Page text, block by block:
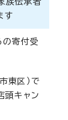
す
の寄付受
東区）で
頭キャン